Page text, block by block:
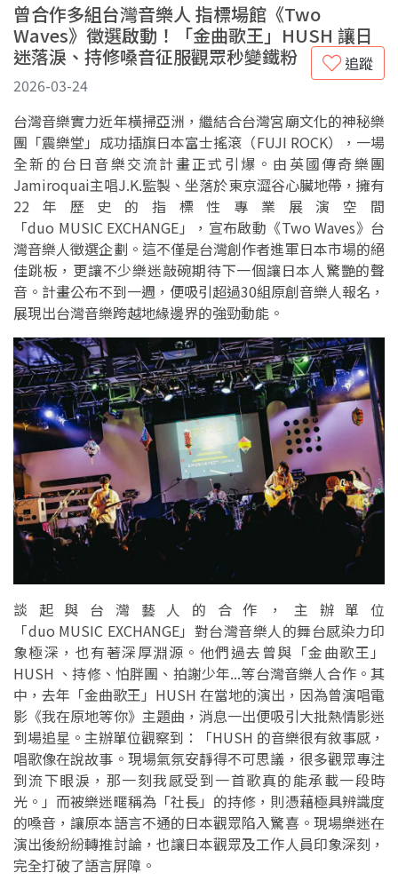
曾合作多組台灣音樂人 指標場館《Two
Waves》徵選啟動！「金曲歌王」HUSH 讓日
迷落淚、持修嗓音征服觀眾秒變鐵粉
追蹤
2026-03-24
台灣音樂實力近年橫掃亞洲，繼結合台灣宮廟文化的神秘樂
團「震樂堂」成功插旗日本富士搖滾（FUJI ROCK），一場
全新的台日音樂交流計畫正式引爆。由英國傳奇樂團
Jamiroquai主唱J.K.監製、坐落於東京澀谷心臟地帶，擁有
22年歷史的指標性專業展演空間
「duo MUSIC EXCHANGE」，宣布啟動《Two Waves》台
灣音樂人徵選企劃。這不僅是台灣創作者進軍日本市場的絕
佳跳板，更讓不少樂迷敲碗期待下一個讓日本人驚艷的聲
音。計畫公布不到一週，便吸引超過30組原創音樂人報名，
展現出台灣音樂跨越地緣邊界的強勁動能。
談起與台灣藝人的合作，主辦單位
「duo MUSIC EXCHANGE」對台灣音樂人的舞台感染力印
象極深，也有著深厚淵源。他們過去曾與「金曲歌王」
HUSH 、持修、怕胖團、拍謝少年...等台灣音樂人合作。其
中，去年「金曲歌王」HUSH 在當地的演出，因為曾演唱電
影《我在原地等你》主題曲，消息一出便吸引大批熱情影迷
到場追星。主辦單位觀察到：「HUSH 的音樂很有敘事感，
唱歌像在說故事。現場氣氛安靜得不可思議，很多觀眾專注
到流下眼淚，那一刻我感受到一首歌真的能承載一段時
光。」而被樂迷暱稱為「社長」的持修，則憑藉極具辨識度
的嗓音，讓原本語言不通的日本觀眾陷入驚喜。現場樂迷在
演出後紛紛轉推討論，也讓日本觀眾及工作人員印象深刻，
完全打破了語言屏障。